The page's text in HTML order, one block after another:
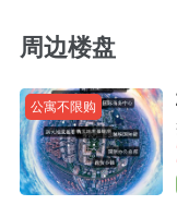
周边楼盘
公寓不限购